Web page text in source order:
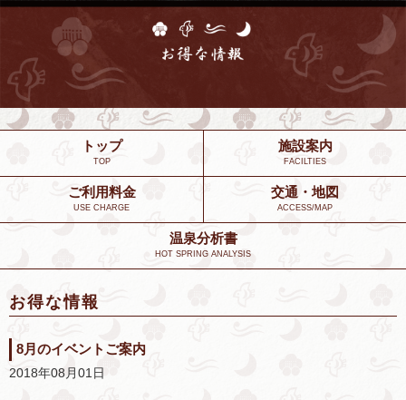
トップ
TOP
施設案内
FACILTIES
ご利用料金
USE CHARGE
交通・地図
ACCESS/MAP
温泉分析書
HOT SPRING ANALYSIS
お得な情報
8月のイベントご案内
2018年08月01日